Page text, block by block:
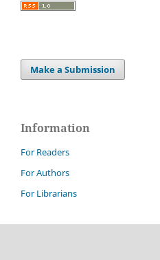
Make a Submission
Information
For Readers
For Authors
For Librarians